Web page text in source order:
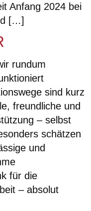
Anfang 2024 bei
[…]
rundum
sind kurz
freundliche und
– selbst
schätzen
und
für die
– absolut